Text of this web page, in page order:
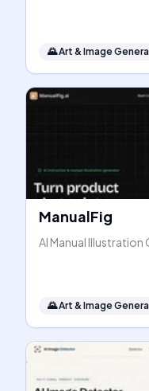
🌄Art & Image
ManualFig
AI Manual Illustration
🌄Art & Image